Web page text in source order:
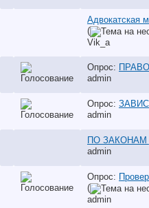
Адвокатская
(
Vik_a
Опрос:
аdmin
Опрос:
аdmin
ПО ЗАКОНАМ
аdmin
Опрос:
(
аdmin